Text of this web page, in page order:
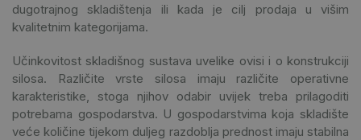
dugotrajnog skladištenja ili kada je cilj prodaja u višim
kvalitetnim kategorijama.
Učinkovitost skladišnog sustava uvelike ovisi i o konstrukciji
silosa. Različite vrste silosa imaju različite operativne
karakteristike, stoga njihov odabir uvijek treba prilagoditi
potrebama gospodarstva. U gospodarstvima koja skladište
veće količine tijekom duljeg razdoblja prednost imaju stabilna